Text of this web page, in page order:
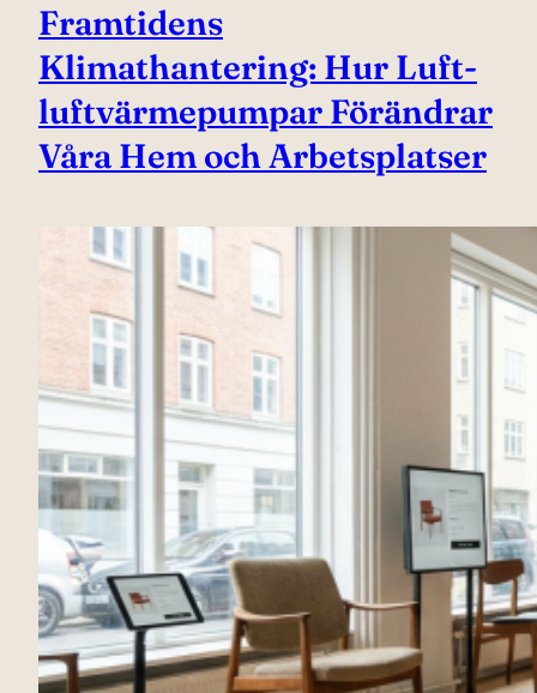
Framtidens
Klimathantering: Hur Luft-
luftvärmepumpar Förändrar
Våra Hem och Arbetsplatser